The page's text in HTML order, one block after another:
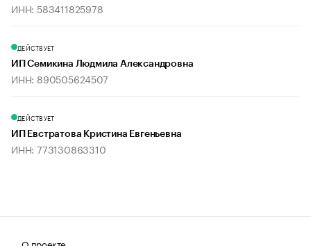
ИНН: 583411825978
ДЕЙСТВУЕТ
ИП Семикина Людмила Александровна
ИНН: 890505624507
ДЕЙСТВУЕТ
ИП Евстратова Кристина Евгеньевна
ИНН: 773130863310